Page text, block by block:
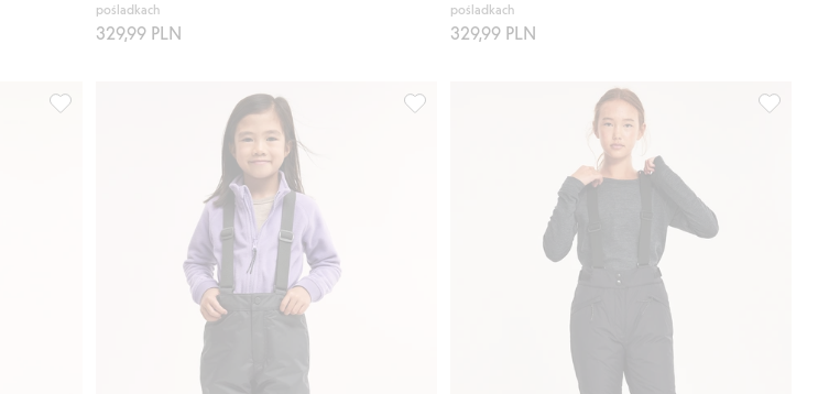
pośladkach
329,99 PLN
pośladkach
329,99 PLN
listy ulubione
Spodnie narciarskie na szelkach, Dodaj do listy ulubioneSpodnie narciarskie Kaxs Proxtec, Dodaj do listy ulubione